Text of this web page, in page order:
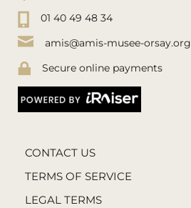
01 40 49 48 34
amis@amis-musee-orsay.org
Secure online payments
CONTACT US
TERMS OF SERVICE
LEGAL TERMS